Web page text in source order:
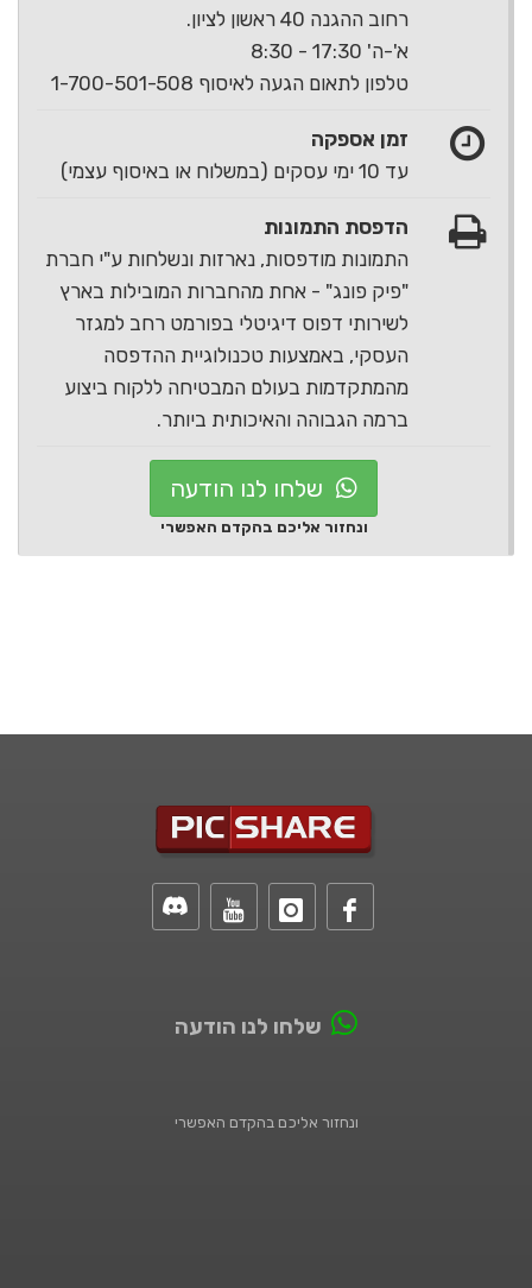
רחוב ההגנה 40 ראשון לציון.
א'-ה' 17:30 - 8:30
טלפון לתאום הגעה לאיסוף 1-700-501-508
זמן אספקה
עד 10 ימי עסקים (במשלוח או באיסוף עצמי)
הדפסת התמונות
התמונות מודפסות, נארזות ונשלחות ע"י חברת
"פיק פונג" - אחת מהחברות המובילות בארץ
לשירותי דפוס דיגיטלי בפורמט רחב למגזר
העסקי, באמצעות טכנולוגיית ההדפסה
מהמתקדמות בעולם המבטיחה ללקוח ביצוע
ברמה הגבוהה והאיכותית ביותר.
שלחו לנו הודעה
ונחזור אליכם בהקדם האפשרי
שלחו לנו הודעה
ונחזור אליכם בהקדם האפשרי